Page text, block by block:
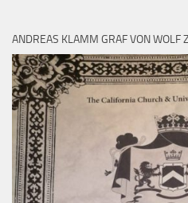
ANDREAS KLAMM GRAF VON WOLF